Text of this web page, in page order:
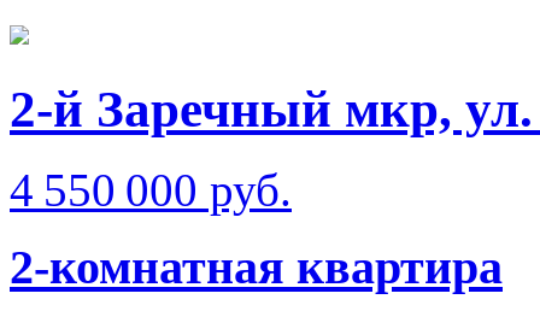
2-й Заречный мкр,
4 550 000 руб.
2-комнатная квартира